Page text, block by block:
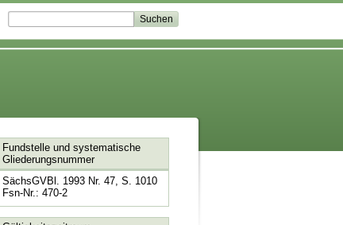
Fundstelle und systematische
Gliederungsnummer
SächsGVBl. 1993 Nr. 47, S. 1010
Fsn-Nr.: 470-2